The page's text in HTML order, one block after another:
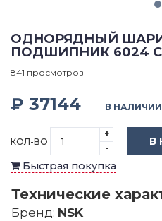
ОДНОРЯДНЫЙ
ПОДШИПНИК 6024
841 просмотров
₽ 37144 В НАЛИЧИИ
КОЛ-ВО
+
-
В
Быстрая покупка
Технические
Бренд: NSK